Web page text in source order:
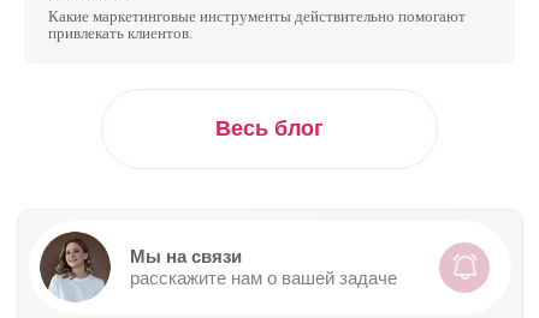
Какие маркетинговые инструменты действительно помогают
привлекать клиентов.